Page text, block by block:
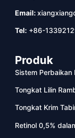
Email:
Tel: +86-
Produk
Sistem Perbaikan
Tongkat Lilin
Tongkat Krim
Retinol 0,5%